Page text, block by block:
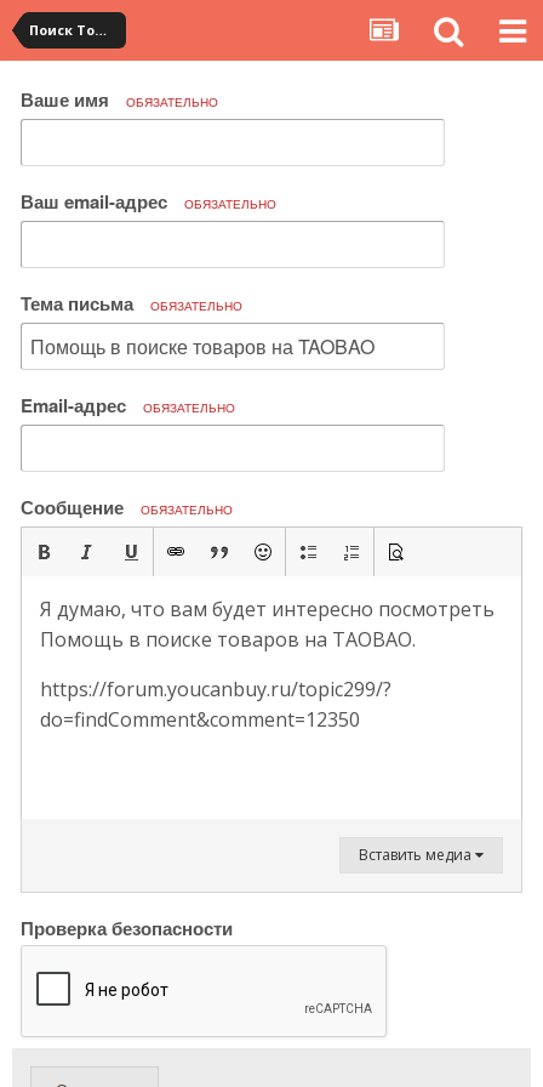
Поиск Товара
Ваше имя ОБЯЗАТЕЛЬНО
Ваш email-адрес ОБЯЗАТЕЛЬНО
Тема письма ОБЯЗАТЕЛЬНО
Email-адрес ОБЯЗАТЕЛЬНО
Сообщение ОБЯЗАТЕЛЬНО
Я думаю, что вам будет интересно посмотреть
Помощь в поиске товаров на TAOBAO.
https://forum.youcanbuy.ru/topic299/?
do=findComment&comment=12350
Вставить медиа
Проверка безопасности